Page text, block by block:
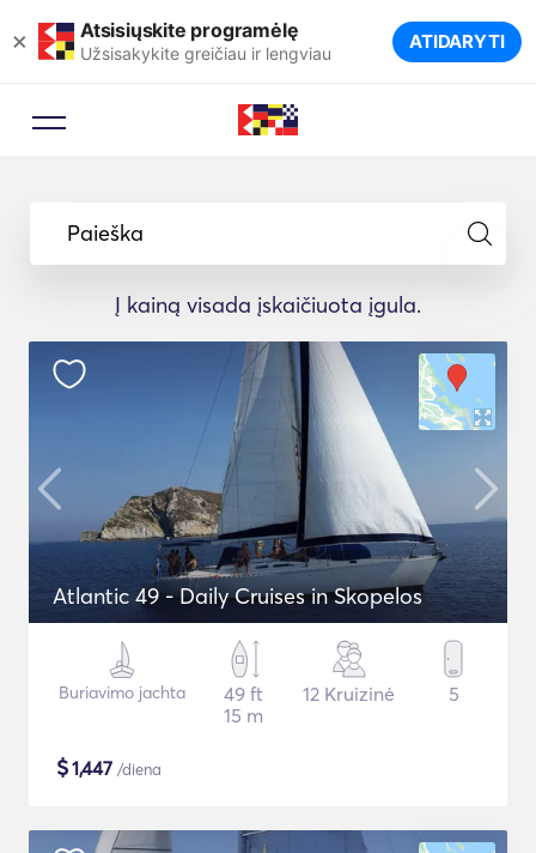
× Atsisiųskite programėlę
Užsisakykite greičiau ir lengviau ATIDARYTI
Paieška
Į kainą visada įskaičiuota įgula.
Atlantic 49 - Daily Cruises in Skopelos
Buriavimo jachta
49 ft
15 m
12 Kruizinė 5
$1,447 /diena